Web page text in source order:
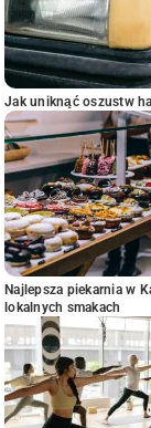
Jak uniknąć oszustw
Najlepsza piekarnia w
lokalnych smakach